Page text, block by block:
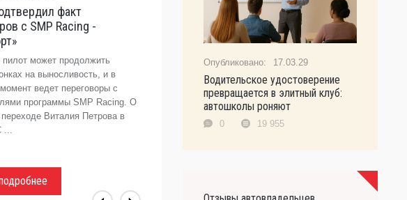
факт
с SMP Racing -
пилот может продолжить
на выносливость, и в
ведет переговоры с
программы SMP Racing. О
Виталия Петрова в
...
17.03.29
Водительское удостоверение
превращается в элитный клуб:
автошколы роняют
0 19 955